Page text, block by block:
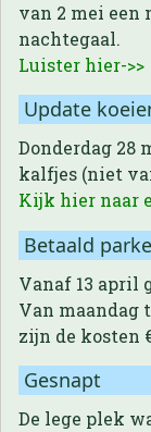
van 2 mei een
nachtegaal.
Luister hier->>
Update
Donderdag 28
kalfjes (niet
Kijk hier naar
Betaald
Vanaf 13 april
Van maandag
zijn de kosten
Gesnapt
De lege plek